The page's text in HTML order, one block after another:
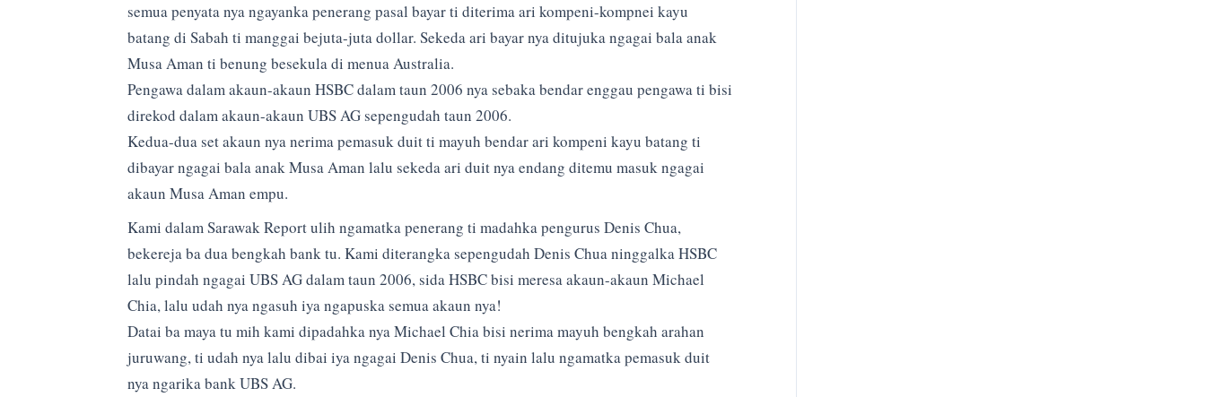
semua penyata nya ngayanka penerang pasal bayar ti diterima ari kompeni-kompnei kayu
batang di Sabah ti manggai bejuta-juta dollar. Sekeda ari bayar nya ditujuka ngagai bala anak
Musa Aman ti benung besekula di menua Australia.
Pengawa dalam akaun-akaun HSBC dalam taun 2006 nya sebaka bendar enggau pengawa ti bisi
direkod dalam akaun-akaun UBS AG sepengudah taun 2006.
Kedua-dua set akaun nya nerima pemasuk duit ti mayuh bendar ari kompeni kayu batang ti
dibayar ngagai bala anak Musa Aman lalu sekeda ari duit nya endang ditemu masuk ngagai
akaun Musa Aman empu.
Kami dalam Sarawak Report ulih ngamatka penerang ti madahka pengurus Denis Chua,
bekereja ba dua bengkah bank tu. Kami diterangka sepengudah Denis Chua ninggalka HSBC
lalu pindah ngagai UBS AG dalam taun 2006, sida HSBC bisi meresa akaun-akaun Michael
Chia, lalu udah nya ngasuh iya ngapuska semua akaun nya!
Datai ba maya tu mih kami dipadahka nya Michael Chia bisi nerima mayuh bengkah arahan
juruwang, ti udah nya lalu dibai iya ngagai Denis Chua, ti nyain lalu ngamatka pemasuk duit
nya ngarika bank UBS AG.